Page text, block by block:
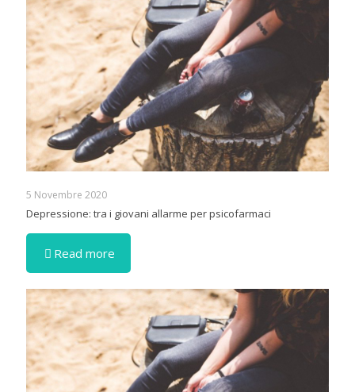
5 Novembre 2020
Depressione: tra i giovani allarme per psicofarmaci
Read more